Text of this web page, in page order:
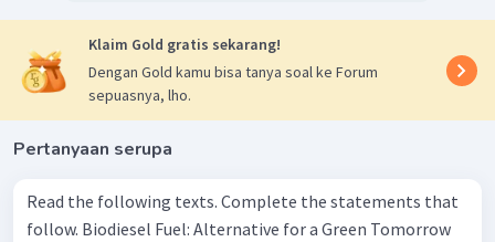
Klaim Gold gratis sekarang!
Dengan Gold kamu bisa tanya soal ke Forum
sepuasnya, lho.
Pertanyaan serupa
Read the following texts. Complete the statements that
follow. Biodiesel Fuel: Alternative for a Green Tomorrow